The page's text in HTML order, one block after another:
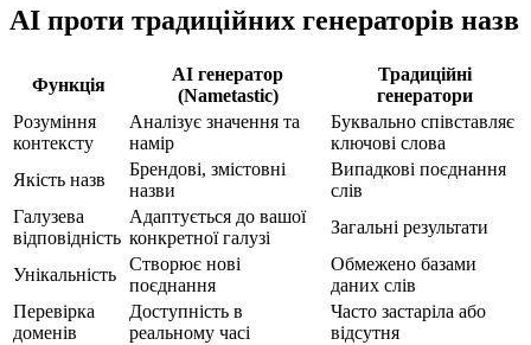
AI проти традиційних генераторів назв
Функція
AI генератор
(Nametastic)
Традиційні
генератори
Розуміння
контексту
Аналізує значення та
намір
Буквально співставляє
ключові слова
Якість назв
Брендові, змістовні
назви
Випадкові поєднання
слів
Галузева
відповідність
Адаптується до вашої
конкретної галузі
Загальні результати
Унікальність
Створює нові
поєднання
Обмежено базами
даних слів
Перевірка
доменів
Доступність в
реальному часі
Часто застаріла або
відсутня